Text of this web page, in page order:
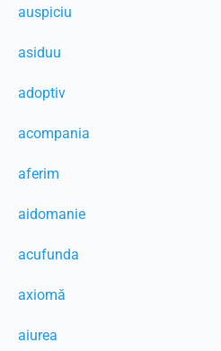
auspiciu
asiduu
adoptiv
acompania
aferim
aidomanie
acufunda
axiomă
aiurea